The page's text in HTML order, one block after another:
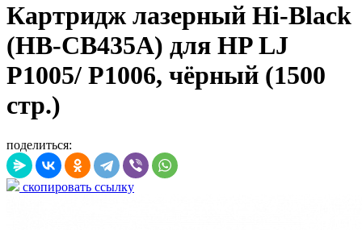
Картридж лазерный Hi-Black
(HB-CB435A) для HP LJ
P1005/ P1006, чёрный (1500
стр.)
поделиться:
скопировать ссылку